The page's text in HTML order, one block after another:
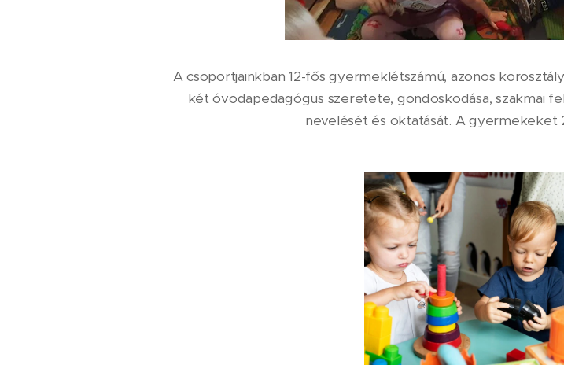
A csoportjainkban 12-fős gyermeklétszámú, azonos
két óvodapedagógus szeretete, gondoskodása, szakmai
nevelését és oktatását. A gyermekeket